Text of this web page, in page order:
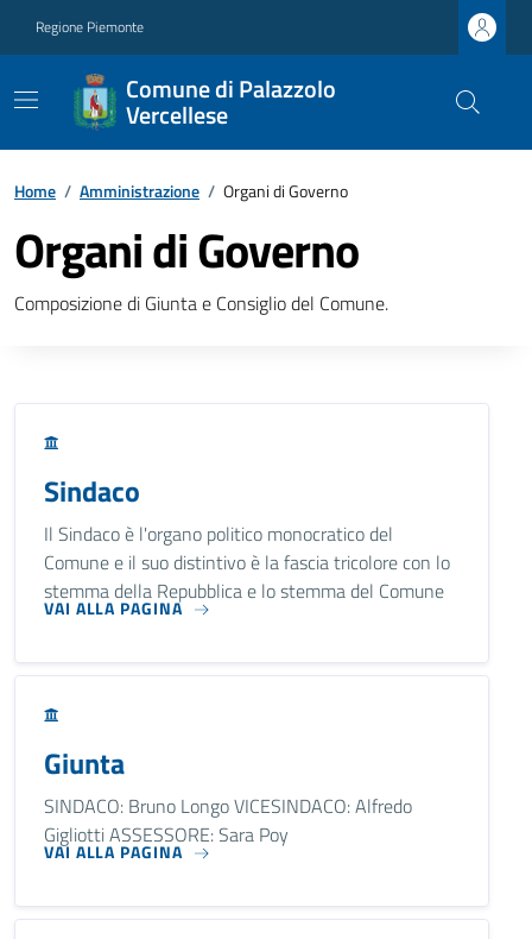
Regione Piemonte
Comune di Palazzolo
Vercellese
Home / Amministrazione / Organi di Governo
Organi di Governo
Composizione di Giunta e Consiglio del Comune.
Sindaco
Il Sindaco è l'organo politico monocratico del
Comune e il suo distintivo è la fascia tricolore con lo
stemma della Repubblica e lo stemma del Comune
VAI ALLA PAGINA
Giunta
SINDACO: Bruno Longo VICESINDACO: Alfredo
Gigliotti ASSESSORE: Sara Poy
VAI ALLA PAGINA